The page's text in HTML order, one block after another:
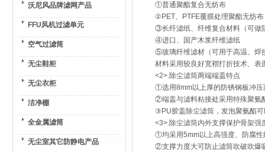
沃尼风品牌滤网产品
FFU风机过滤单元
空气过滤筒
无尘鞋柜
无尘衣柜
洁净棚
全金属滤筒
无尘室其它防静电产品
①普通聚酯复合无纺布
②PET、PTFE覆膜处理聚酯无纺
③长纤滤纸、纤维复合材料（可做
④进口、国产木浆纤维滤纸
⑤玻璃纤维滤材（可用于高温、焊
材料采用较良好宽褶打折技术、表
<2>.除尘滤筒两端端盖特点
①选用8mm以上厚的防锈钢板冲压
②端盖与滤料粘接处采用特殊聚氨
③PU胶盖除尘滤筒，发泡聚氨酯
<3>.除尘滤筒内外支撑保护骨架强
①均采用5mm以上高强度、防腐性
②支撑力度大可防止滤筒吹破吹爆